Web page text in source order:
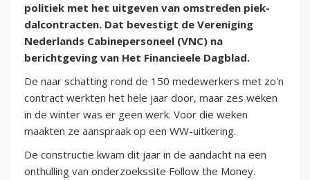
politiek met het uitgeven van omstreden piek-
dalcontracten. Dat bevestigt de Vereniging
Nederlands Cabinepersoneel (VNC) na
berichtgeving van Het Financieele Dagblad.
De naar schatting rond de 150 medewerkers met zo'n
contract werkten het hele jaar door, maar zes weken
in de winter was er geen werk. Voor die weken
maakten ze aanspraak op een WW-uitkering.
De constructie kwam dit jaar in de aandacht na een
onthulling van onderzoekssite Follow the Money.